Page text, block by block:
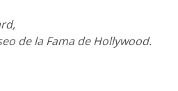
de la Fama de Hollywood.